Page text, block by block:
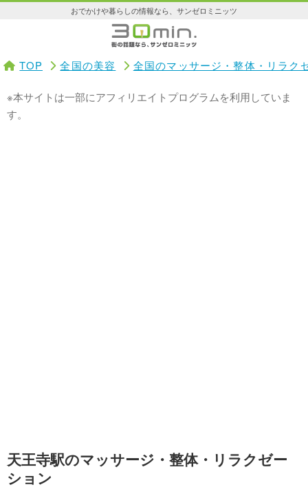
おでかけや暮らしの情報なら、サンゼロミニッツ
TOP 全国の美容 全国のマッサージ・整体・リラク
※本サイトは一部にアフィリエイトプログラムを利用していま
す。
天王寺駅のマッサージ・整体・リラクゼー
ション